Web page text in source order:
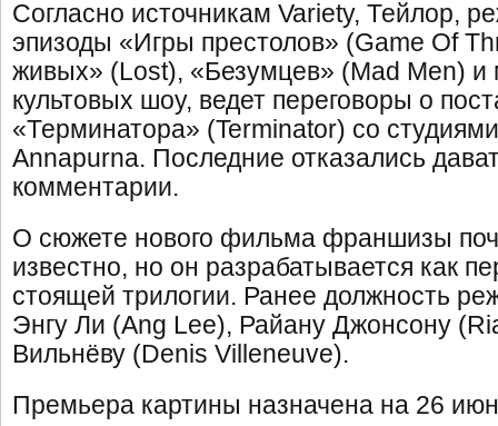
Согласно источникам Variety, Тейлор,
эпизоды «Игры престолов» (Game Of
живых» (Lost), «Безумцев» (Mad Men) и
культовых шоу, ведет переговоры о
«Терминатора» (Terminator) со
Annapurna. Последние отказались
комментарии.
О сюжете нового фильма франшизы
известно, но он разрабатывается как
стоящей трилогии. Ранее должность
Энгу Ли (Ang Lee), Райану Джонсону
Вильнёву (Denis Villeneuve).
Премьера картины назначена на 26